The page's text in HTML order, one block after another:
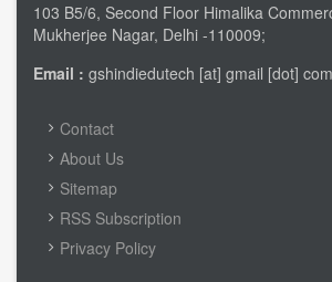
103 B5/6, Second Floor Himalika
Mukherjee Nagar, Delhi -110009;
Email : gshindiedutech [at] gmail [dot] com
FOOTER
MENU
Contact
About Us
Sitemap
RSS Subscription
Privacy Policy